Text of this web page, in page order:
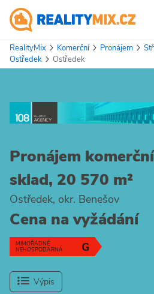
RealityMix Komerční Pronájem
Ostředek
Ostředek
Pronájem
sklad, 20 570 m²
Ostředek, okr. Benešov
Cena na vyžádání
G
MIMOŘÁDNĚ
NEHOSPODÁRNÁ
Výpis